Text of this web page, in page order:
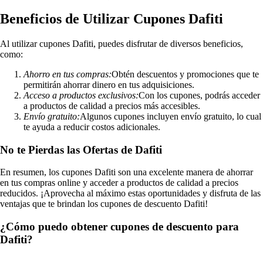
Beneficios de Utilizar Cupones Dafiti
Al utilizar cupones Dafiti, puedes disfrutar de diversos beneficios,
como:
Ahorro en tus compras:Obtén descuentos y promociones que te
permitirán ahorrar dinero en tus adquisiciones.
Acceso a productos exclusivos:Con los cupones, podrás acceder
a productos de calidad a precios más accesibles.
Envío gratuito:Algunos cupones incluyen envío gratuito, lo cual
te ayuda a reducir costos adicionales.
No te Pierdas las Ofertas de Dafiti
En resumen, los cupones Dafiti son una excelente manera de ahorrar
en tus compras online y acceder a productos de calidad a precios
reducidos. ¡Aprovecha al máximo estas oportunidades y disfruta de las
ventajas que te brindan los cupones de descuento Dafiti!
¿Cómo puedo obtener cupones de descuento para
Dafiti?